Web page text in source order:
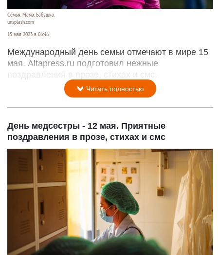
Семья. Мама. Бабушка.
unsplash.com
15 мая 2023 в 06:46
Международный день семьи отмечают в мире 15
мая. Altapress.ru подготовил нежные
поздравления в прозе, стихах и смс.
Читать полностью
День медсестры - 12 мая. Приятные
поздравления в прозе, стихах и смс